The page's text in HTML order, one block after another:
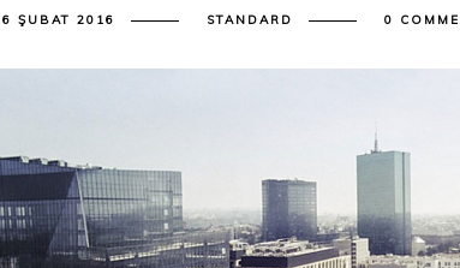
ŞUBAT 2016 STANDARD 0